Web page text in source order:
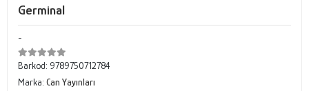
Germinal
-
Barkod: 9789750712784
Marka: Can Yayınları